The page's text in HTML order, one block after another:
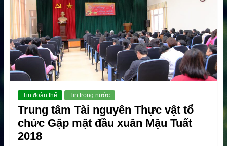
Tin đoàn thể Tin trong nước
Trung tâm Tài nguyên Thực vật tổ
chức Gặp mặt đầu xuân Mậu Tuất
2018